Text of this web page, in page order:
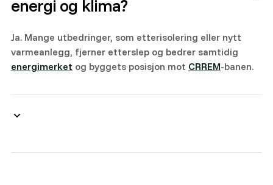
energi og klima?
Ja. Mange utbedringer, som etterisolering eller nytt
varmeanlegg, fjerner etterslep og bedrer samtidig
energimerket og byggets posisjon mot CRREM-banen.